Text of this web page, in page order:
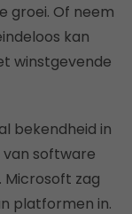
groei. Of neem
kan
winstgevende
bekendheid in
van software
zag
platformen in.